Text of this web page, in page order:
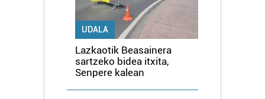
UDALA
Lazkaotik Beasainera
sartzeko bidea itxita,
Senpere kalean